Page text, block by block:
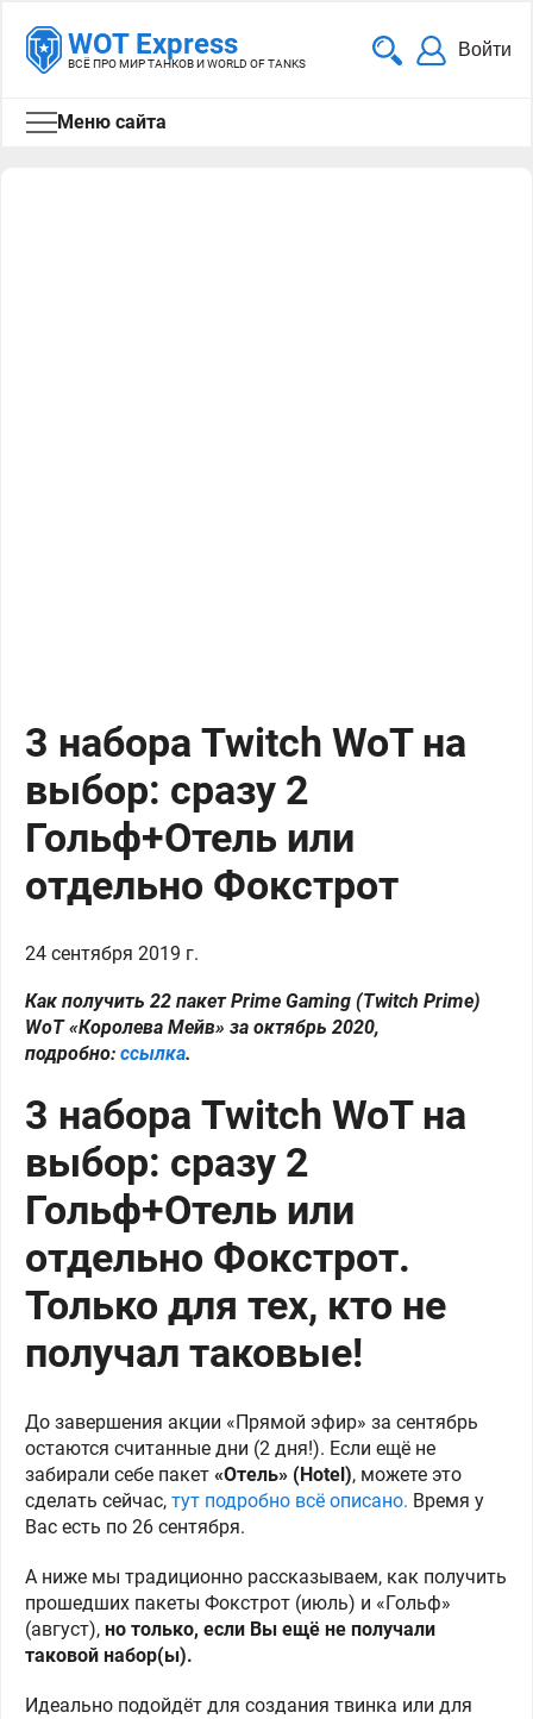
WOT Express
ВСЁ ПРО МИР ТАНКОВ И WORLD OF TANKS
Войти
Меню сайта
3 набора Twitch WoT на
выбор: сразу 2
Гольф+Отель или
отдельно Фокстрот
24 сентября 2019 г.
Как получить 22 пакет Prime Gaming (Twitch Prime)
WoT «Королева Мейв» за октябрь 2020,
подробно: ссылка.
3 набора Twitch WoT на
выбор: сразу 2
Гольф+Отель или
отдельно Фокстрот.
Только для тех, кто не
получал таковые!
До завершения акции «Прямой эфир» за сентябрь
остаются считанные дни (2 дня!). Если ещё не
забирали себе пакет «Отель» (Hotel), можете это
сделать сейчас, тут подробно всё описано. Время у
Вас есть по 26 сентября.
А ниже мы традиционно рассказываем, как получить
прошедших пакеты Фокстрот (июль) и «Гольф»
(август), но только, если Вы ещё не получали
таковой набор(ы).
Идеально подойдёт для создания твинка или для